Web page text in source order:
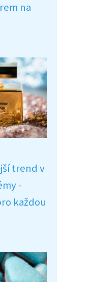
na
trend v
-
každou